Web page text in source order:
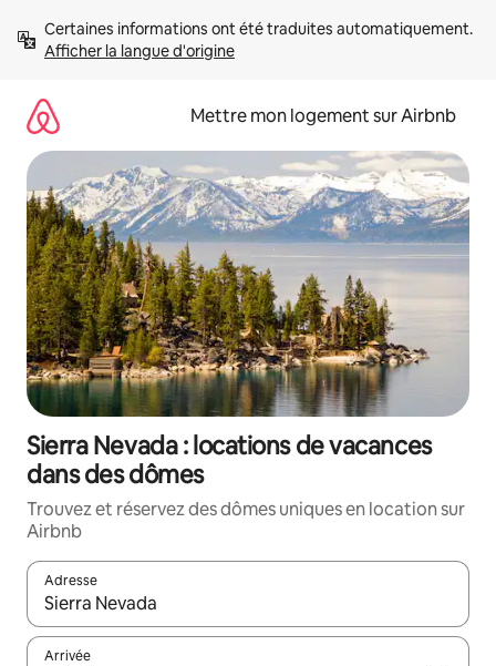
directement
Afficher la langue d'origine
Mettre mon logement sur Airbnb
Sierra Nevada : locations de vacances
dans des dômes
Trouvez et réservez des dômes uniques en location sur
Airbnb
Adresse
Lorsque les résultats s'affichent, utilisez les flèches vers le
Arrivée